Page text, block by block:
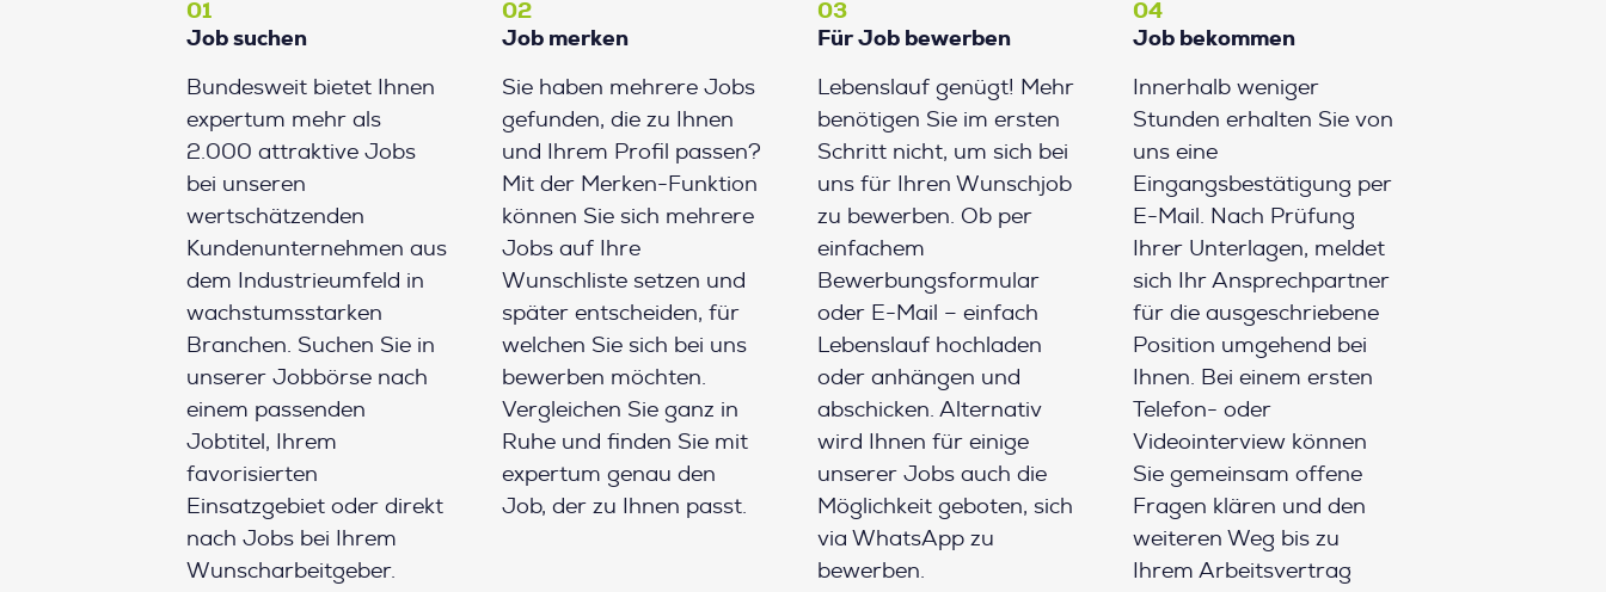
01
Job suchen
Bundesweit bietet Ihnen
expertum mehr als
2.000 attraktive Jobs
bei unseren
wertschätzenden
Kundenunternehmen aus
dem Industrieumfeld in
wachstumsstarken
Branchen. Suchen Sie in
unserer Jobbörse nach
einem passenden
Jobtitel, Ihrem
favorisierten
Einsatzgebiet oder direkt
nach Jobs bei Ihrem
Wunscharbeitgeber.
02
Job merken
Sie haben mehrere Jobs
gefunden, die zu Ihnen
und Ihrem Profil passen?
Mit der Merken-Funktion
können Sie sich mehrere
Jobs auf Ihre
Wunschliste setzen und
später entscheiden, für
welchen Sie sich bei uns
bewerben möchten.
Vergleichen Sie ganz in
Ruhe und finden Sie mit
expertum genau den
Job, der zu Ihnen passt.
03
Für Job bewerben
Lebenslauf genügt! Mehr
benötigen Sie im ersten
Schritt nicht, um sich bei
uns für Ihren Wunschjob
zu bewerben. Ob per
einfachem
Bewerbungsformular
oder E-Mail – einfach
Lebenslauf hochladen
oder anhängen und
abschicken. Alternativ
wird Ihnen für einige
unserer Jobs auch die
Möglichkeit geboten, sich
via WhatsApp zu
bewerben.
04
Job bekommen
Innerhalb weniger
Stunden erhalten Sie von
uns eine
Eingangsbestätigung per
E-Mail. Nach Prüfung
Ihrer Unterlagen, meldet
sich Ihr Ansprechpartner
für die ausgeschriebene
Position umgehend bei
Ihnen. Bei einem ersten
Telefon- oder
Videointerview können
Sie gemeinsam offene
Fragen klären und den
weiteren Weg bis zu
Ihrem Arbeitsvertrag